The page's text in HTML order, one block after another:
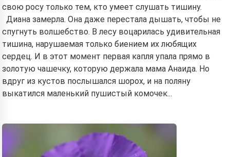
свою росу только тем, кто умеет слушать тишину.
Диана замерла. Она даже перестала дышать, чтобы не
спугнуть волшебство. В лесу воцарилась удивительная
тишина, нарушаемая только биением их любящих
сердец. И в этот момент первая капля упала прямо в
золотую чашечку, которую держала мама Анаида. Но
вдруг из кустов послышался шорох, и на поляну
выкатился маленький пушистый комочек...